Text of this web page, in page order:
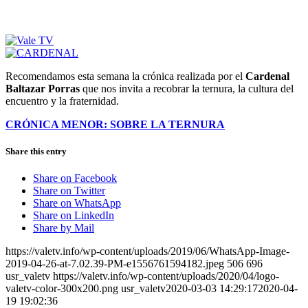
Recomendamos esta semana la crónica realizada por el Cardenal
Baltazar Porras que nos invita a recobrar la ternura, la cultura del
encuentro y la fraternidad.
CRÓNICA MENOR: SOBRE LA TERNURA
Share this entry
Share on Facebook
Share on Twitter
Share on WhatsApp
Share on LinkedIn
Share by Mail
https://valetv.info/wp-content/uploads/2019/06/WhatsApp-Image-
2019-04-26-at-7.02.39-PM-e1556761594182.jpeg 506 696
usr_valetv https://valetv.info/wp-content/uploads/2020/04/logo-
valetv-color-300x200.png usr_valetv2020-03-03 14:29:172020-04-
19 19:02:36